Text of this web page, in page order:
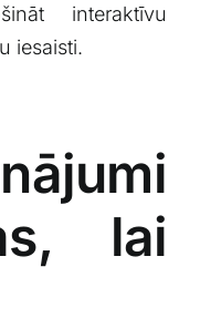
interaktīvu
iesaisti.
lai⁣